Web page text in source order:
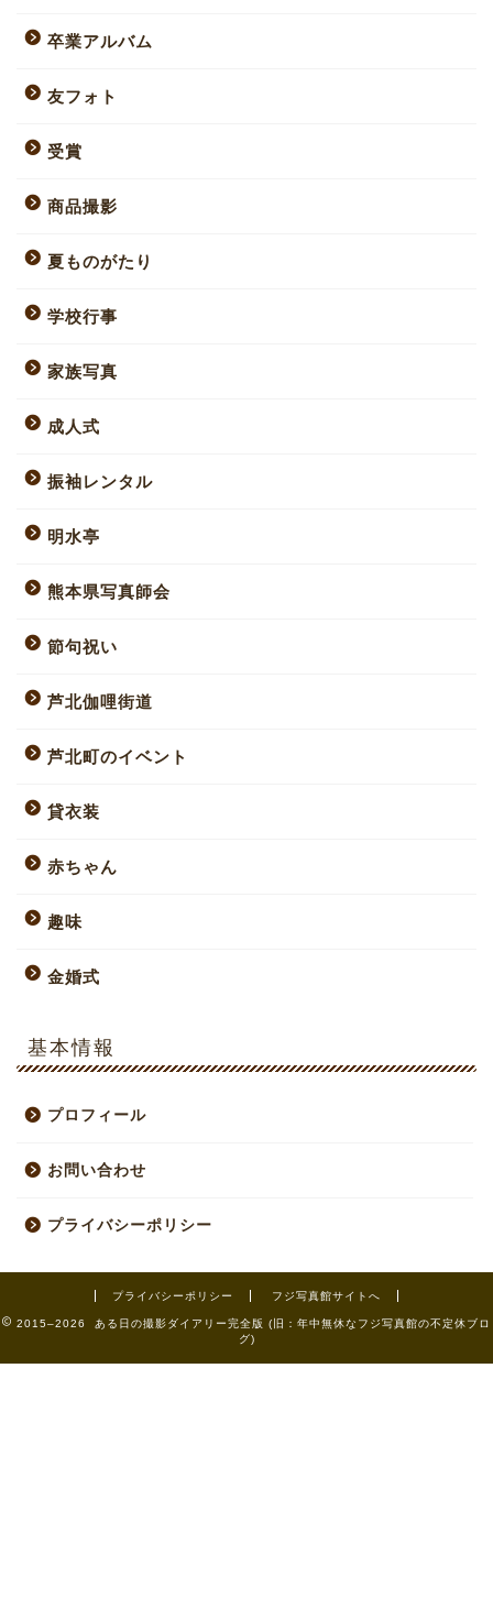
卒業アルバム
友フォト
受賞
商品撮影
夏ものがたり
学校行事
家族写真
成人式
振袖レンタル
明水亭
熊本県写真師会
節句祝い
芦北伽哩街道
芦北町のイベント
貸衣装
赤ちゃん
趣味
金婚式
基本情報
プロフィール
お問い合わせ
プライバシーポリシー
プライバシーポリシー フジ写真館サイトへ
2015–2026 ある日の撮影ダイアリー完全版 (旧：年中無休なフジ写真館の不定休ブロ
グ)